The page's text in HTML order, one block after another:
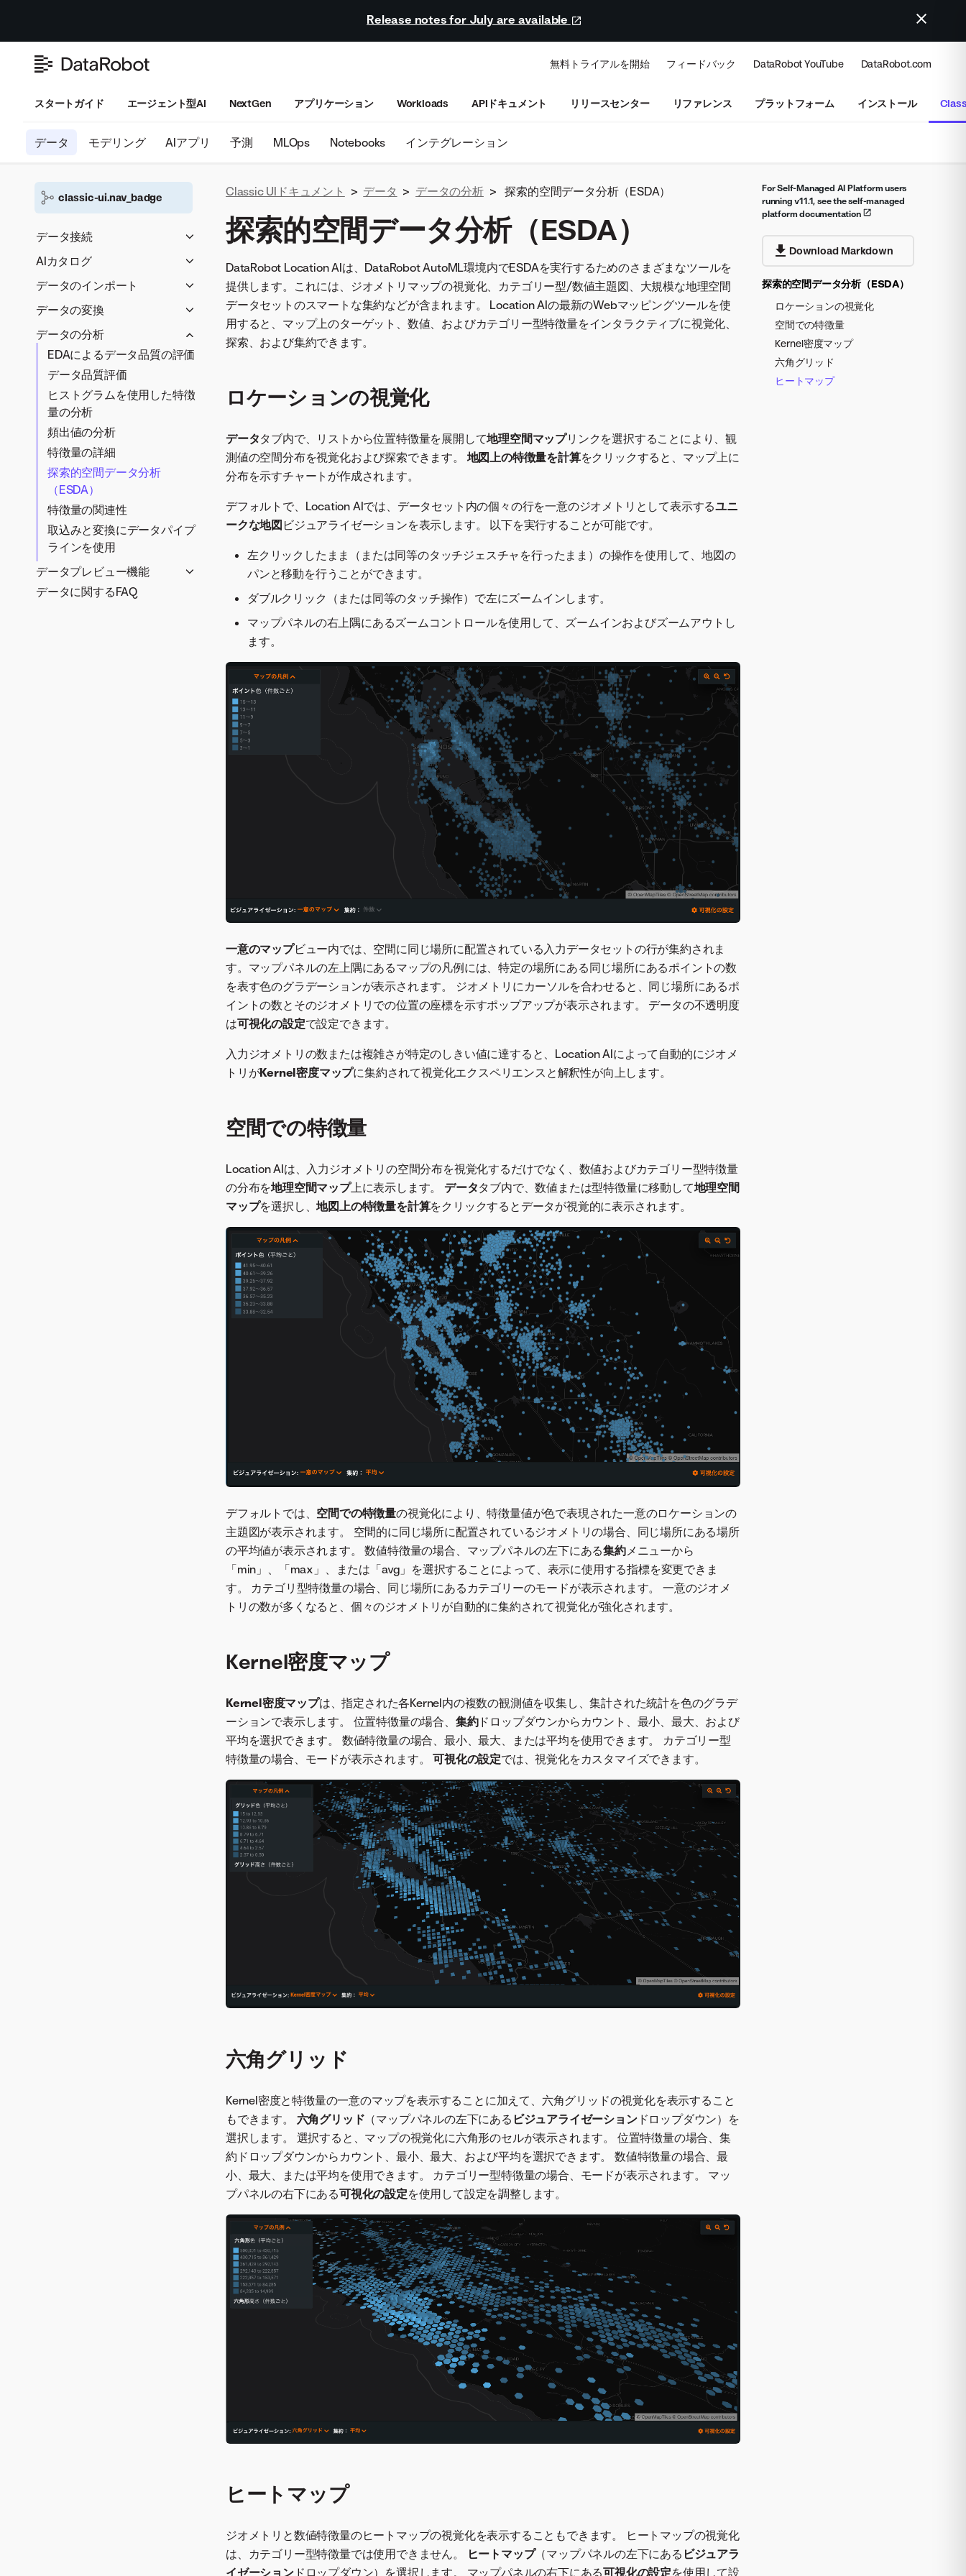
Release notes for July are available
無料トライアルを開始 フィードバック DataRobot YouTube DataRobot.com
スタートガイド エージェント型AI NextGen アプリケーション Workloads APIドキュメント リリースセンター リファレンス プラットフォーム インストール
データ モデリング AIアプリ 予測 MLOps Notebooks インテグレーション
classic-ui.nav_badge
データ接続
セキュアな構成の共有
AIカタログ
データのロード
アセットの管理
スナップショットのスケジュ
ール
Spark SQLでのデータの準備
データのインポート
DataRobotへの直接インポー
大規模データセット
大規模データセットの高速
EDA
データの変換
交互作用ベースの変換
特徴量探索
エンドツーエンドの特徴量
探索
特徴量探索プロジェクトの
設定
Snowflakeインテグレーシ
ョン
特徴量探索の設定
時間認識特徴量エンジニア
リング
派生した特徴量
予測
手動変換
データの分析
EDAによるデータ品質の評価
データ品質評価
ヒストグラムを使用した特徴
量の分析
頻出値の分析
特徴量の詳細
探索的空間データ分析
（ESDA）
特徴量の関連性
取込みと変換にデータパイプ
ラインを使用
データプレビュー機能
関係性エディターで特徴量セ
データに関するFAQ
For Self-Managed AI Platform users
running v11.1, see the self-managed
platform documentation
Download Markdown
探索的空間データ分析（ESDA）
ロケーションの視覚化
空間での特徴量
Kernel密度マップ
六角グリッド
ヒートマップ
Classic UIドキュメント > データ > データの分析 > 探索的空間データ分析（ESDA）
探索的空間データ分析（ESDA）
DataRobot Location AIは、DataRobot AutoML環境内でESDAを実行するためのさまざまなツールを
提供します。これには、ジオメトリマップの視覚化、カテゴリー型/数値主題図、大規模な地理空間
データセットのスマートな集約などが含まれます。 Location AIの最新のWebマッピングツールを使
用すると、マップ上のターゲット、数値、およびカテゴリー型特徴量をインタラクティブに視覚化、
探索、および集約できます。
ロケーションの視覚化
データタブ内で、リストから位置特徴量を展開して地理空間マップリンクを選択することにより、観
測値の空間分布を視覚化および探索できます。 地図上の特徴量を計算をクリックすると、マップ上に
分布を示すチャートが作成されます。
デフォルトで、Location AIでは、データセット内の個々の行を一意のジオメトリとして表示するユニ
ークな地図 ビジュアライゼーションを表示します。 以下を実行することが可能です。
左クリックしたまま（または同等のタッチジェスチャを行ったまま）の操作を使用して、地図の
パンと移動を行うことができます。
ダブルクリック（または同等のタッチ操作）で左にズームインします。
マップパネルの右上隅にあるズームコントロールを使用して、ズームインおよびズームアウトし
ます。
一意のマップビュー内では、空間に同じ場所に配置されている入力データセットの行が集約されま
す。マップパネルの左上隅にあるマップの凡例には、特定の場所にある同じ場所にあるポイントの数
を表す色のグラデーションが表示されます。 ジオメトリにカーソルを合わせると、同じ場所にあるポ
イントの数とそのジオメトリでの位置の座標を示すポップアップが表示されます。 データの不透明度
は可視化の設定で設定できます。
入力ジオメトリの数または複雑さが特定のしきい値に達すると、Location AIによって自動的にジオメ
トリがKernel密度マップに集約されて視覚化エクスペリエンスと解釈性が向上します。
空間での特徴量
Location AIは、入力ジオメトリの空間分布を視覚化するだけでなく、数値およびカテゴリー型特徴量
の分布を地理空間マップ上に表示します。 データタブ内で、数値または型特徴量に移動して地理空間
マップを選択し、地図上の特徴量を計算をクリックするとデータが視覚的に表示されます。
デフォルトでは、 空間での特徴量の視覚化により、特徴量値が色で表現された一意のロケーションの
主題図が表示されます。 空間的に同じ場所に配置されているジオメトリの場合、同じ場所にある場所
の平均値が表示されます。 数値特徴量の場合、マップパネルの左下にある集約メニューから
「min」、「max」、または「avg」を選択することによって、表示に使用する指標を変更できま
す。 カテゴリ型特徴量の場合、同じ場所にあるカテゴリーのモードが表示されます。 一意のジオメ
トリの数が多くなると、個々のジオメトリが自動的に集約されて視覚化が強化されます。
Kernel密度マップ
Kernel密度マップは、指定された各Kernel内の複数の観測値を収集し、集計された統計を色のグラデ
ーションで表示します。 位置特徴量の場合、 集約ドロップダウンからカウント、最小、最大、および
平均を選択できます。 数値特徴量の場合、最小、最大、または平均を使用できます。 カテゴリー型
特徴量の場合、モードが表示されます。可視化の設定では、視覚化をカスタマイズできます。
六角グリッド
Kernel密度と特徴量の一意のマップを表示することに加えて、六角グリッドの視覚化を表示すること
もできます。 六角グリッド （マップパネルの左下にある ビジュアライゼーションドロップダウン）を
選択します。 選択すると、マップの視覚化に六角形のセルが表示されます。 位置特徴量の場合、集
約ドロップダウンからカウント、最小、最大、および平均を選択できます。 数値特徴量の場合、最
小、最大、または平均を使用できます。 カテゴリー型特徴量の場合、モードが表示されます。 マッ
プパネルの右下にある可視化の設定を使用して設定を調整します。
ヒートマップ
ジオメトリと数値特徴量のヒートマップの視覚化を表示することもできます。 ヒートマップの視覚化
は、カテゴリー型特徴量では使用できません。
ヒートマップ（マップパネルの左下にある ビジュアラ
イゼーションドロップダウン）を選択します。 マップパネルの右下にある可視化の設定を使用して設